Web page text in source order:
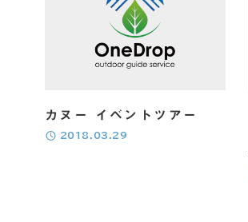
カヌー イベントツアー
投稿日
2018.03.29